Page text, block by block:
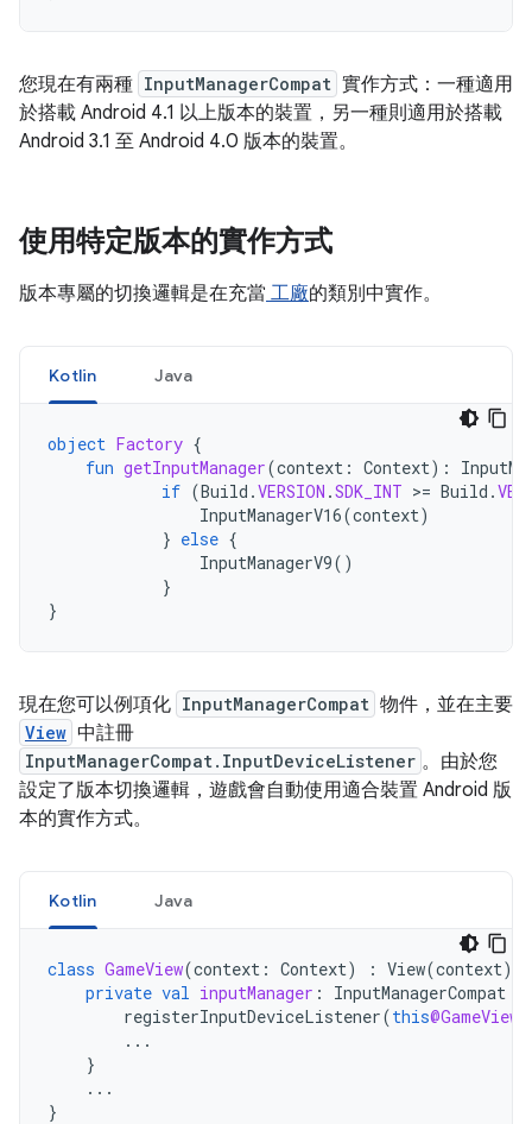
您現在有兩種 InputManagerCompat 實作方式：一種適用
於搭載 Android 4.1 以上版本的裝置，另一種則適用於搭載
Android 3.1 至 Android 4.0 版本的裝置。
使用特定版本的實作方式
版本專屬的切換邏輯是在充當 工廠的類別中實作。
Kotlin Java
object Factory {
fun getInputManager(context : Context):
if (Build .VERSION .SDK_INT >= Build .
InputManagerV16(context)
} else {
InputManagerV9()
}
}
現在您可以例項化 InputManagerCompat 物件，並在主要
View 中註冊
InputManagerCompat.InputDeviceListener 。由於您
設定了版本切換邏輯，遊戲會自動使用適合裝置 Android 版
本的實作方式。
Kotlin Java
class GameView(context : Context) : View(context),
private val inputManager : InputManagerCompat
registerInputDeviceListener(this@GameView
...
}
...
}